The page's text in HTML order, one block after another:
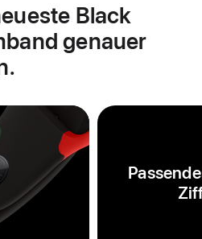
Black
genauer